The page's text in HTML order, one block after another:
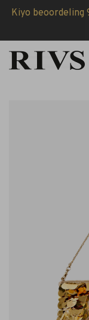
Kiyo beoordeling